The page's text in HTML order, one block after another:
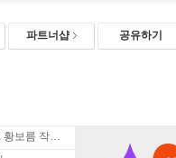
파트너샵 공유하기
뮤지컬 〈휴남동 서점〉X 황보름 작가 북토크